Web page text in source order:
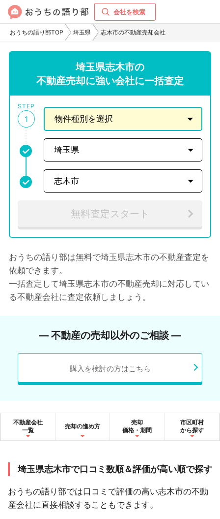
会社を検索
おうちの語り部TOP 埼玉県 志木市の不動産売却会社
埼玉県志木市の
不動産売却に強い会社に一括査定
STEP
1
無料査定スタート
おうちの語り部は無料で埼玉県志木市の不動産査定を
依頼できます。
一括査定して埼玉県志木市の不動産売却に対応してい
る不動産会社に査定依頼しましょう。
― 不動産の売却以外のご相談 ―
購入を検討の方はこちら
不動産会社
一覧
売却の進め方
売却
価格・期間
市区町村
から探す
埼玉県志木市で口コミ数順＆評価が高い順で探す
おうちの語り部では口コミで評価の高い志木市の不動
産会社に直接相談することもできます。